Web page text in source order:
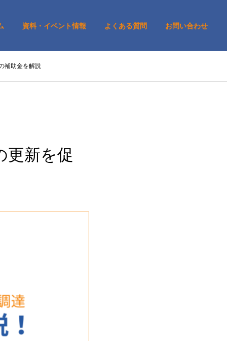
資料・イベント情報 よくある質問 お問い合わせ
補助金を解説
更新を促